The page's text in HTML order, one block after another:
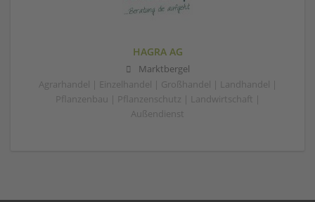
HAGRA AG
Marktbergel
Agrarhandel | Einzelhandel | Großhandel | Landhandel |
Pflanzenbau | Pflanzenschutz | Landwirtschaft |
Außendienst